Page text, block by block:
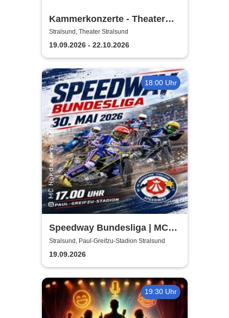
Kammerkonzerte - Theater
Vorpommern
Stralsund, Theater Stralsund
19.09.2026 - 22.10.2026
18:00 Uhr
Speedway Bundesliga | MC
Nordstern Stralsund
Stralsund, Paul-Greifzu-Stadion Stralsund
19.09.2026
19:30 Uhr